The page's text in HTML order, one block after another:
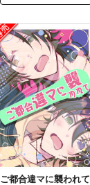
ご都合違マに襲われて